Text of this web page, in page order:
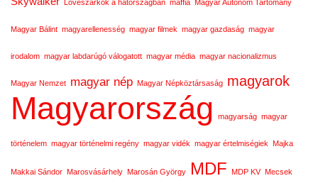
Lövészárkok a hátországban maffia Magyar Autonóm Tartomány
Magyar Bálint magyarellenesség magyar filmek magyar gazdaság magyar
irodalom magyar labdarúgó válogatott magyar média magyar nacionalizmus
Magyar Nemzet magyar nép Magyar Népköztársaság magyarok
Magyarország magyarság magyar
történelem magyar történelmi regény magyar vidék magyar értelmiségiek Majka
Makkai Sándor Marosvásárhely Marosán György MDF MDP KV Mecsek